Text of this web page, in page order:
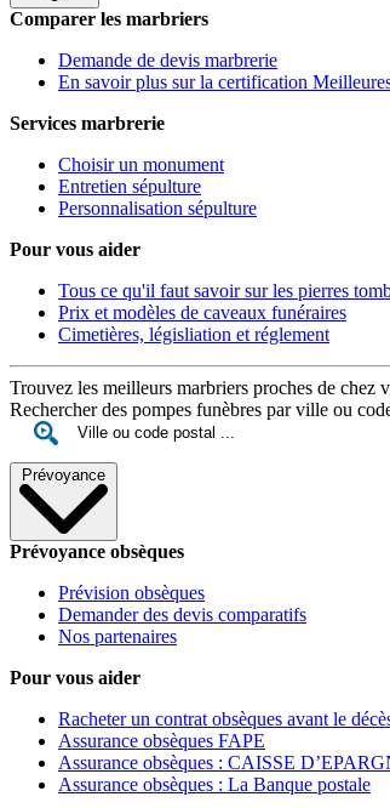
Comparer les marbriers
Demande de devis marbrerie
En savoir plus sur la certification
Services marbrerie
Choisir un monument
Entretien sépulture
Personnalisation sépulture
Pour vous aider
Tous ce qu'il faut savoir sur les pierres
Prix et modèles de caveaux funéraires
Cimetières, législiation et réglement
Trouvez les meilleurs marbriers proches de chez
Rechercher des pompes funèbres par ville ou
Prévoyance
Prévoyance obsèques
Prévision obsèques
Demander des devis comparatifs
Nos partenaires
Pour vous aider
Racheter un contrat obsèques avant le
Assurance obsèques FAPE
Assurance obsèques : CAISSE
Assurance obsèques : La Banque postale